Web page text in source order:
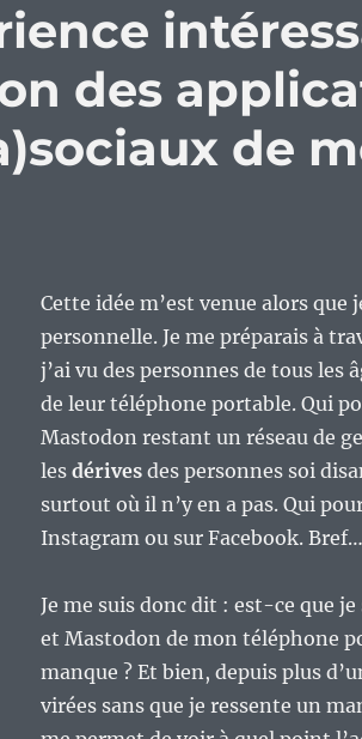
des
de
Cette idée m’est venue alors
personnelle. Je me préparais à
j’ai vu des personnes de tous les
de leur téléphone portable. Qui
Mastodon restant un réseau de
les dérivesdes personnes soi
surtout où il n’y en a pas. Qui
Instagram ou sur Facebook. Bref…
Je me suis donc dit : est-ce que
et Mastodon de mon téléphone
manque ? Et bien, depuis plus
virées sans que je ressente un